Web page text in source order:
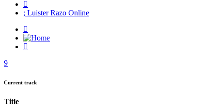
Luister Razo Online
Current track
Title